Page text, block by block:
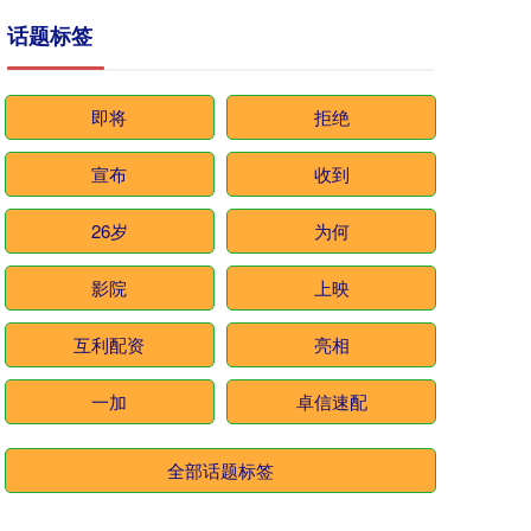
话题标签
即将 拒绝
宣布 收到
26岁 为何
影院 上映
互利配资 亮相
一加 卓信速配
全部话题标签